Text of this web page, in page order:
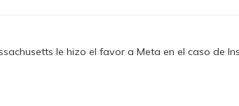
le hizo el favor a Meta en el caso de